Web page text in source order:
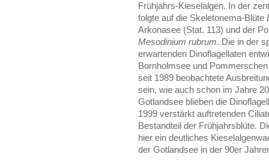
Frühjahrs-Kieselalgen. In der
folgte auf die Skeletonema-Blüte
Arkonasee (Stat. 113) und der
Mesodinium rubrum. Die in der
erwartenden Dinoflagellaten
Bornholmsee und
seit 1989 beobachtete
sein, wie auch schon im Jahre
Gotlandsee blieben die
1999 verstärkt auftretenden
Bestandteil der Frühjahrsblüte.
hier ein deutliches
der Gotlandsee in der 90er